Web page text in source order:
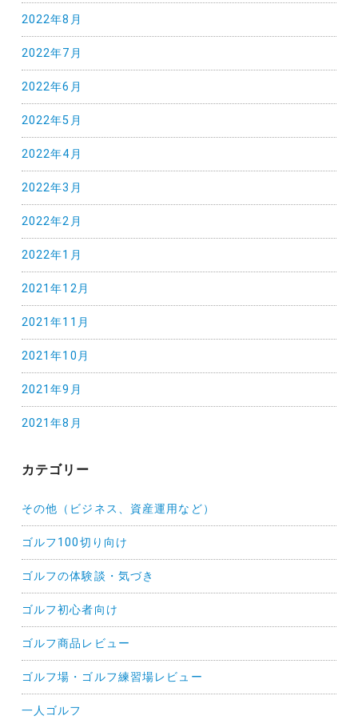
2022年8月
2022年7月
2022年6月
2022年5月
2022年4月
2022年3月
2022年2月
2022年1月
2021年12月
2021年11月
2021年10月
2021年9月
2021年8月
カテゴリー
その他（ビジネス、資産運用など）
ゴルフ100切り向け
ゴルフの体験談・気づき
ゴルフ初心者向け
ゴルフ商品レビュー
ゴルフ場・ゴルフ練習場レビュー
一人ゴルフ